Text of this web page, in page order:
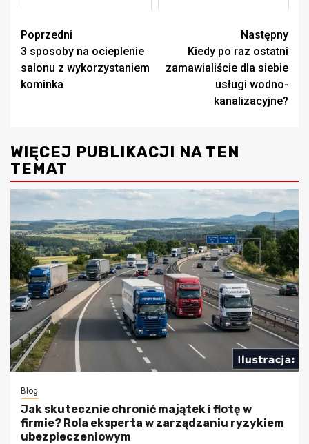
Zobacz
wpisy
Poprzedni
3 sposoby na ocieplenie
salonu z wykorzystaniem
kominka
Następny
Kiedy po raz ostatni
zamawialiście dla siebie
usługi wodno-
kanalizacyjne?
WIĘCEJ PUBLIKACJI NA TEN
TEMAT
Blog
Jak skutecznie chronić majątek i flotę w
firmie? Rola eksperta w zarządzaniu ryzykiem
ubezpieczeniowym